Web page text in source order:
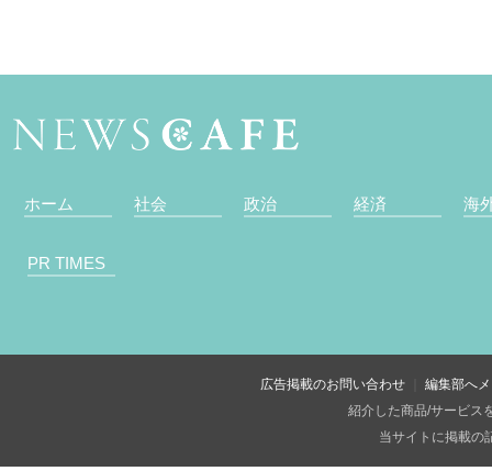
ホーム 社会 政治 経済 海
PR TIMES
広告掲載のお問い合わせ
編集部へ
紹介した商品/サービス
当サイトに掲載の